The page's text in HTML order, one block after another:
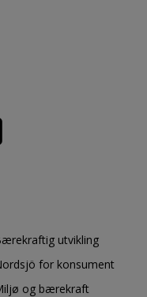
utvikling
for konsument
og bærekraft